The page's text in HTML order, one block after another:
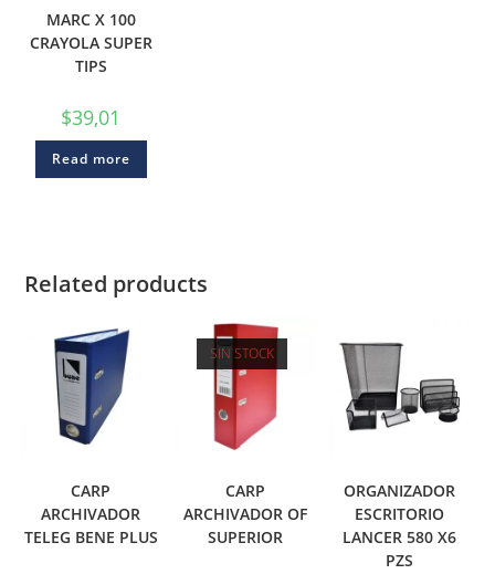
MARC X 100
CRAYOLA SUPER
TIPS
$39,01
Read more
Related products
CARP
ARCHIVADOR
TELEG BENE PLUS
SIN STOCK
CARP
ARCHIVADOR OF
SUPERIOR
ORGANIZADOR
ESCRITORIO
LANCER 580 X6
PZS